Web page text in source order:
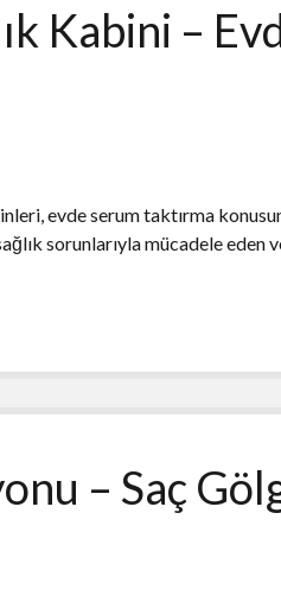
Kabini –
evde serum taktırma
sorunlarıyla mücadele eden
– Saç